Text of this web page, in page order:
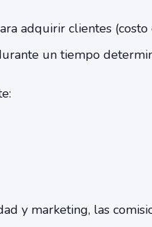
adquirir clientes (costo
un tiempo
y marketing, las